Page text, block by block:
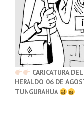
CARICATURA
HERALDO 06 DE
TUNGURAHUA